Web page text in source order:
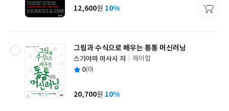
사
가
12,600원 10%
그림과 수식으로 배우는 통통 머신러닝
글
쓴
스기야마 마사시 저
출
사
제이펍
평 0(0)
가
20,700원 10%